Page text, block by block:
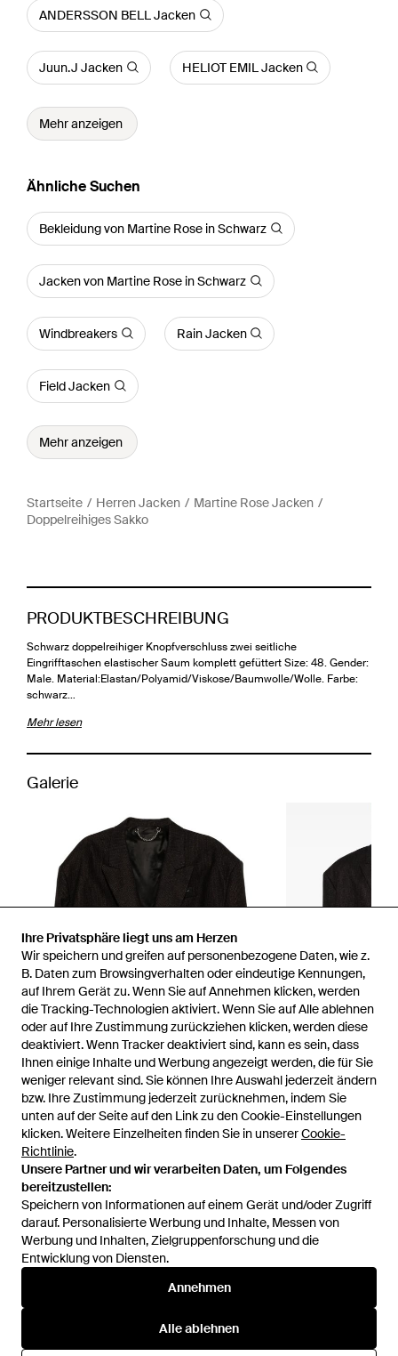
Ihre Privatsphäre liegt uns am Herzen
Wir speichern und greifen auf personenbezogene Daten, wie z.
B. Daten zum Browsingverhalten oder eindeutige Kennungen,
auf Ihrem Gerät zu. Wenn Sie auf Annehmen klicken, werden
die Tracking-Technologien aktiviert. Wenn Sie auf Alle ablehnen
oder auf Ihre Zustimmung zurückziehen klicken, werden diese
deaktiviert. Wenn Tracker deaktiviert sind, kann es sein, dass
Ihnen einige Inhalte und Werbung angezeigt werden, die für Sie
weniger relevant sind. Sie können Ihre Auswahl jederzeit ändern
bzw. Ihre Zustimmung jederzeit zurücknehmen, indem Sie
unten auf der Seite auf den Link zu den Cookie-Einstellungen
klicken. Weitere Einzelheiten finden Sie in unsererCookie-
Richtlinie.
Unsere Partner und wir verarbeiten Daten, um Folgendes
bereitzustellen:
Speichern von Informationen auf einem Gerät und/oder Zugriff
darauf. Personalisierte Werbung und Inhalte, Messen von
Werbung und Inhalten, Zielgruppenforschung und die
Entwicklung von Diensten.
Annehmen
Alle ablehnen
ANDERSSON BELL Jacken
Juun.J Jacken HELIOT EMIL Jacken
Mehr anzeigen
Ähnliche Suchen
Bekleidung von Martine Rose in Schwarz
Jacken von Martine Rose in Schwarz
Windbreakers Rain Jacken
Field Jacken
Mehr anzeigen
Startseite Herren Jacken
Martine Rose Jacken
Doppelreihiges Sakko
PRODUKTBESCHREIBUNG
Schwarz doppelreihiger Knopfverschluss zwei seitliche
Eingrifftaschen elastischer Saum komplett gefüttert Size: 48. Gender:
Male. Material:Elastan/Polyamid/Viskose/Baumwolle/Wolle. Farbe:
schwarz…
Mehr lesen
Galerie
3
Zuvor verkauft bei:
Hilfe und Informationen